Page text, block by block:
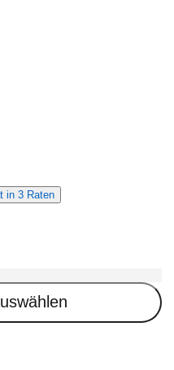
in 3 Raten